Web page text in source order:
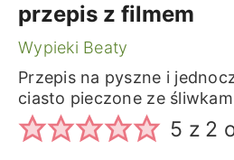
przepis z filmem
Wypieki Beaty
Przepis na pyszne i
ciasto pieczone ze
5 z 2